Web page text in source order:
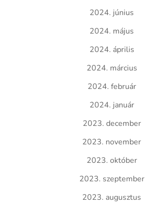
2024. június
2024. május
2024. április
2024. március
2024. február
2024. január
2023. december
2023. november
2023. október
2023. szeptember
2023. augusztus